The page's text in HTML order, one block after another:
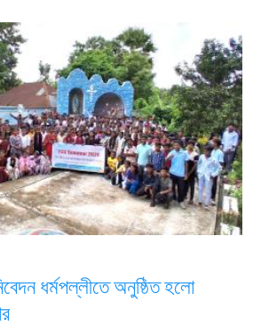
ধর্মপল্লীতে অনুষ্ঠিত হলো